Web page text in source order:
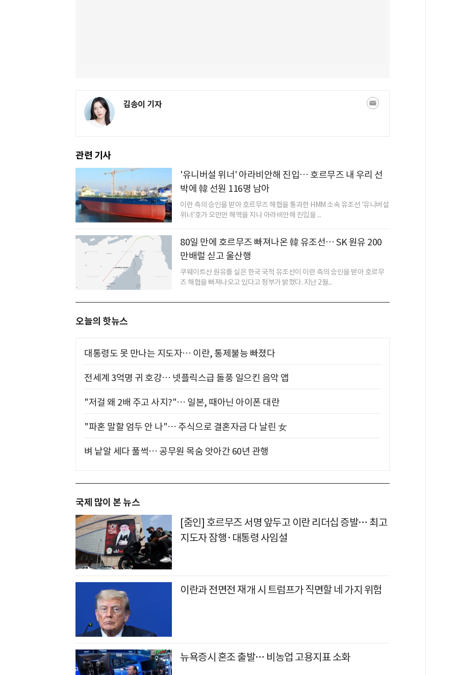
김송이 기자
관련 기사
'유니버설 위너' 아라비안해 진입… 호르무즈 내 우리 선
박에 韓 선원 116명 남아
이란 측의 승인을 받아 호르무즈 해협을 통과한 HMM 소속 유조선 '유니버설
위너'호가 오만만 해역을 지나 아라비안해 진입을 ...
80일 만에 호르무즈 빠져나온 韓 유조선… SK 원유 200
만배럴 싣고 울산행
쿠웨이트산 원유를 실은 한국 국적 유조선이 이란 측의 승인을 받아 호르무
즈 해협을 빠져나오고 있다고 정부가 밝혔다. 지난 2월...
오늘의 핫뉴스
대통령도 못 만나는 지도자… 이란, 통제불능 빠졌다
전세계 3억명 귀 호강… 넷플릭스급 돌풍 일으킨 음악 앱
"저걸 왜 2배 주고 사지?"… 일본, 때아닌 아이폰 대란
"파혼 말할 엄두 안 나"… 주식으로 결혼자금 다 날린 女
벼 낱알 세다 풀썩… 공무원 목숨 앗아간 60년 관행
국제 많이 본 뉴스
[줌인] 호르무즈 서명 앞두고 이란 리더십 증발… 최고
지도자 잠행·대통령 사임설
이란과 전면전 재개 시 트럼프가 직면할 네 가지 위험
뉴욕증시 혼조 출발… 비농업 고용지표 소화